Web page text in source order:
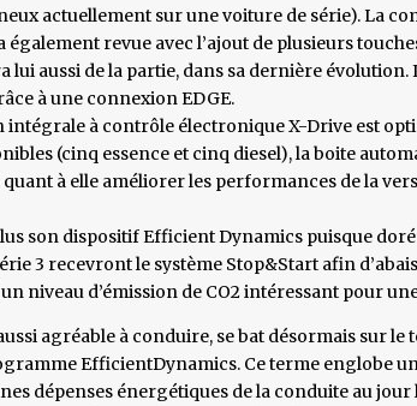
actuellement sur une voiture de série). La
revue avec l’ajout de plusieurs
lui aussi de la partie, dans sa dernière
à une connexion EDGE.
intégrale à contrôle électronique X-Drive est
(cinq essence et cinq diesel), la boite
à elle améliorer les performances de la
son dispositif Efficient Dynamics puisque
3 recevront le système Stop&Start afin
un niveau d’émission de CO2 intéressant pour
agréable à conduire, se bat désormais sur
EfficientDynamics. Ce terme englobe
dépenses énergétiques de la conduite au jour